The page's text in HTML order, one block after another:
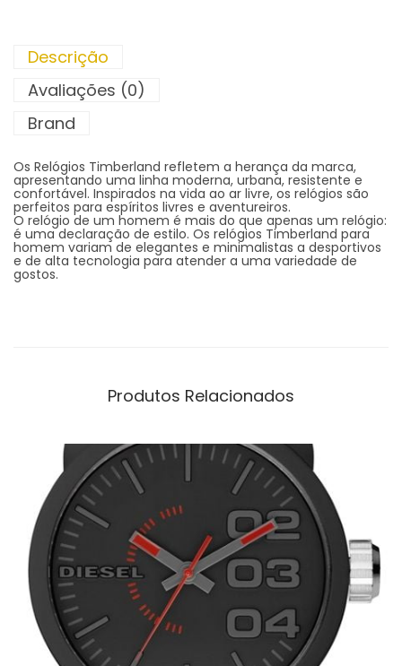
Descrição
Avaliações (0)
Brand
Os Relógios Timberland refletem a herança da marca,
apresentando uma linha moderna, urbana, resistente e
confortável. Inspirados na vida ao ar livre, os relógios são
perfeitos para espíritos livres e aventureiros.
O relógio de um homem é mais do que apenas um relógio:
é uma declaração de estilo. Os relógios Timberland para
homem variam de elegantes e minimalistas a desportivos
e de alta tecnologia para atender a uma variedade de
gostos.
Produtos Relacionados